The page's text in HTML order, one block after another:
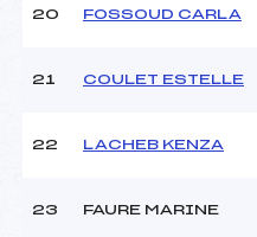
20 FOSSOUD CARLA
21 COULET ESTELLE
22 LACHEB KENZA
23 FAURE MARINE